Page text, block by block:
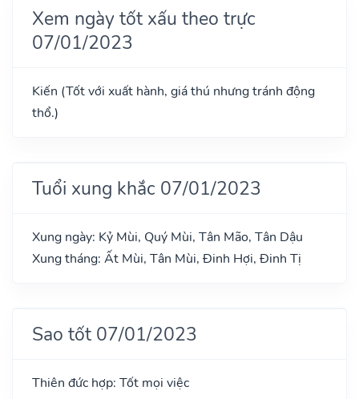
Xem ngày tốt xấu theo trực
07/01/2023
Kiến (Tốt với xuất hành, giá thú nhưng tránh động
thổ.)
Tuổi xung khắc 07/01/2023
Xung ngày: Kỷ Mùi, Quý Mùi, Tân Mão, Tân Dậu
Xung tháng: Ất Mùi, Tân Mùi, Đinh Hợi, Đinh Tị
Sao tốt 07/01/2023
Thiên đức hợp: Tốt mọi việc